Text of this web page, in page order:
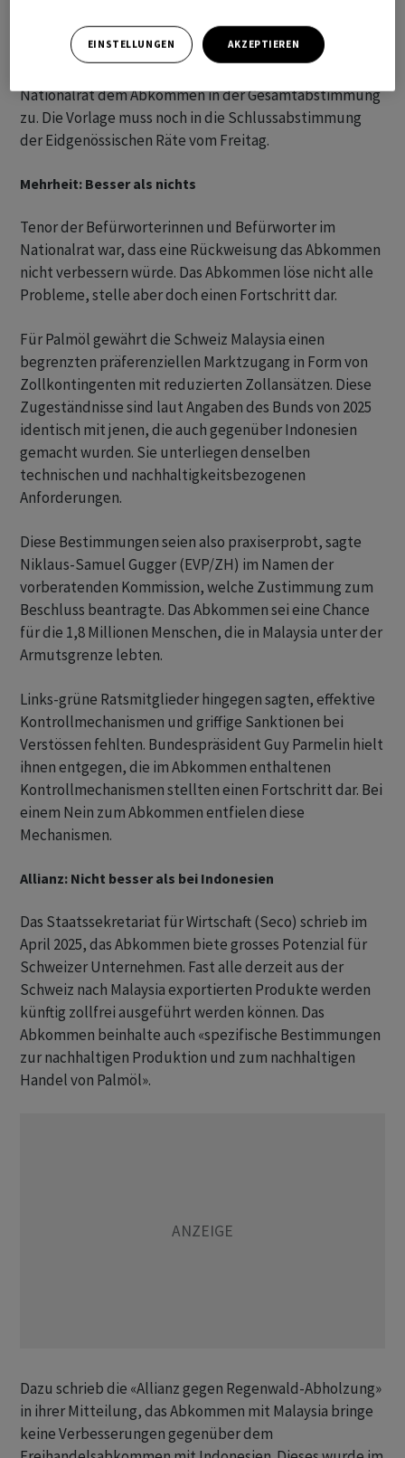
Nationalrat dem Abkommen in der Gesamtabstimmung
zu. Die Vorlage muss noch in die Schlussabstimmung
der Eidgenössischen Räte vom Freitag.
Mehrheit: Besser als nichts
Tenor der Befürworterinnen und Befürworter im
Nationalrat war, dass eine Rückweisung das Abkommen
nicht verbessern würde. Das Abkommen löse nicht alle
Probleme, stelle aber doch einen Fortschritt dar.
Für Palmöl gewährt die Schweiz Malaysia einen
begrenzten präferenziellen Marktzugang in Form von
Zollkontingenten mit reduzierten Zollansätzen. Diese
Zugeständnisse sind laut Angaben des Bunds von 2025
identisch mit jenen, die auch gegenüber Indonesien
gemacht wurden. Sie unterliegen denselben
technischen und nachhaltigkeitsbezogenen
Anforderungen.
Diese Bestimmungen seien also praxiserprobt, sagte
Niklaus-Samuel Gugger (EVP/ZH) im Namen der
vorberatenden Kommission, welche Zustimmung zum
Beschluss beantragte. Das Abkommen sei eine Chance
für die 1,8 Millionen Menschen, die in Malaysia unter der
Armutsgrenze lebten.
Links-grüne Ratsmitglieder hingegen sagten, effektive
Kontrollmechanismen und griffige Sanktionen bei
Verstössen fehlten. Bundespräsident Guy Parmelin hielt
ihnen entgegen, die im Abkommen enthaltenen
Kontrollmechanismen stellten einen Fortschritt dar. Bei
einem Nein zum Abkommen entfielen diese
Mechanismen.
Allianz: Nicht besser als bei Indonesien
Das Staatssekretariat für Wirtschaft (Seco) schrieb im
April 2025, das Abkommen biete grosses Potenzial für
Schweizer Unternehmen. Fast alle derzeit aus der
Schweiz nach Malaysia exportierten Produkte werden
künftig zollfrei ausgeführt werden können. Das
Abkommen beinhalte auch «spezifische Bestimmungen
zur nachhaltigen Produktion und zum nachhaltigen
Handel von Palmöl».
Dazu schrieb die «Allianz gegen Regenwald-Abholzung»
in ihrer Mitteilung, das Abkommen mit Malaysia bringe
keine Verbesserungen gegenüber dem
EINSTELLUNGEN AKZEPTIEREN